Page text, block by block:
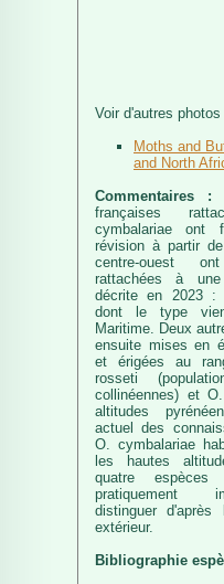
Voir d'autres photos
Moths and
and North
Commentaires :
françaises
cymbalariae ont
révision à partir
centre-ouest
rattachées à
décrite en 2023 :
dont le type
Maritime. Deux
ensuite mises en
et érigées au
rosseti
collinéennes) et
altitudes
actuel des
O. cymbalariae
les hautes
quatre espèces
pratiquement
distinguer
extérieur.
Bibliographie